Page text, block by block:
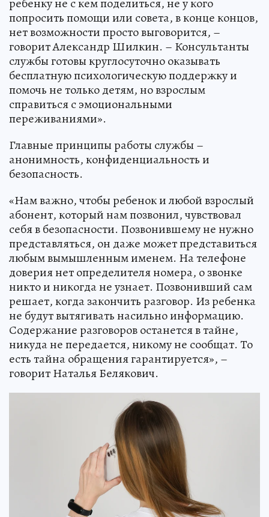
ребенку не с кем поделиться, не у кого
попросить помощи или совета, в конце концов,
нет возможности просто выговорится, –
говорит Александр Шилкин. – Консультанты
службы готовы круглосуточно оказывать
бесплатную психологическую поддержку и
помочь не только детям, но взрослым
справиться с эмоциональными
переживаниями».
Главные принципы работы службы –
анонимность, конфиденциальность и
безопасность.
«Нам важно, чтобы ребенок и любой взрослый
абонент, который нам позвонил, чувствовал
себя в безопасности. Позвонившему не нужно
представляться, он даже может представиться
любым вымышленным именем. На телефоне
доверия нет определителя номера, о звонке
никто и никогда не узнает. Позвонивший сам
решает, когда закончить разговор. Из ребенка
не будут вытягивать насильно информацию.
Содержание разговоров останется в тайне,
никуда не передается, никому не сообщат. То
есть тайна обращения гарантируется», –
говорит Наталья Белякович.